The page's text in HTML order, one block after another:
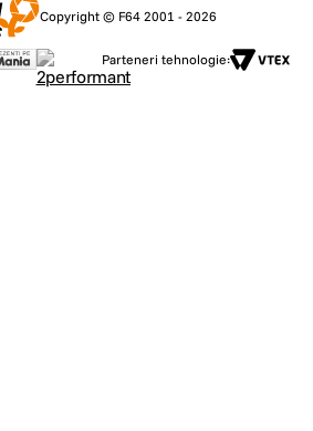
Copyright © F64 2001 - 2026
Parteneri tehnologie: